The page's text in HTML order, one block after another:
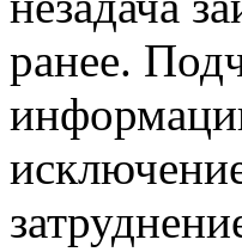
ранее.